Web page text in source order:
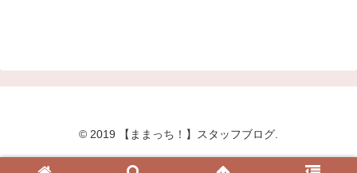
© 2019 【ままっち！】スタッフブログ.